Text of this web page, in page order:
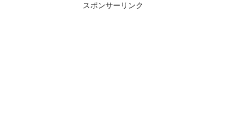
スポンサーリンク